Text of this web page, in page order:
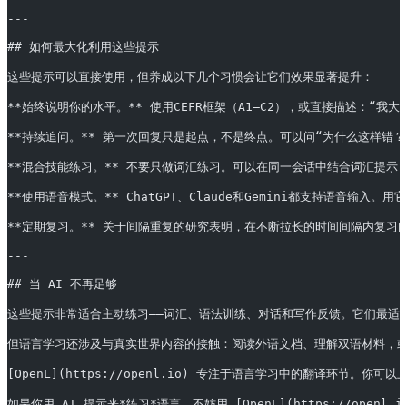
---
## 如何最大化利用这些提示
这些提示可以直接使用，但养成以下几个习惯会让它们效果显著提升：
**始终说明你的水平。** 使用CEFR框架（A1–C2），或直接描述：“我
**持续追问。** 第一次回复只是起点，不是终点。可以问“为什么这样错
**混合技能练习。** 不要只做词汇练习。可以在同一会话中结合词汇提示
**使用语音模式。** ChatGPT、Claude和Gemini都支持语音输入。用它
**定期复习。** 关于间隔重复的研究表明，在不断拉长的时间间隔内复
---
## 当 AI 不再足够
这些提示非常适合主动练习——词汇、语法训练、对话和写作反馈。它们最适
但语言学习还涉及与真实世界内容的接触：阅读外语文档、理解双语材料，
[OpenL](https://openl.io) 专注于语言学习中的翻译环节。你可以上传任